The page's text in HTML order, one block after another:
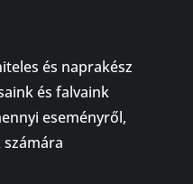
és naprakész
és falvaink
eseményről,